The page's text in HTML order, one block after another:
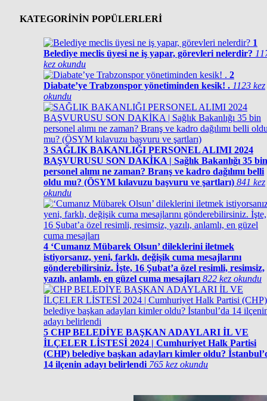
KATEGORİNİN POPÜLERLERİ
1
Belediye meclis üyesi ne iş yapar, görevleri nelerdir?
kez okundu
2
Diabate’ye Trabzonspor yönetiminden kesik! . 1123 kez
okundu
3 SAĞLIK BAKANLIĞI PERSONEL ALIMI 2024
BAŞVURUSU SON DAKİKA | Sağlık Bakanlığı 35 bin
personel alımı ne zaman? Branş ve kadro dağılımı belli
oldu mu? (ÖSYM kılavuzu başvuru ve şartları) 841 kez
okundu
4 ‘Cumanız Mübarek Olsun’ dileklerini iletmek
istiyorsanız, yeni, farklı, değişik cuma mesajlarını
gönderebilirsiniz. İşte, 16 Şubat’a özel resimli, resimsiz,
yazılı, anlamlı, en güzel cuma mesajları 822 kez okundu
5 CHP BELEDİYE BAŞKAN ADAYLARI İL VE
İLÇELER LİSTESİ 2024 | Cumhuriyet Halk Partisi
(CHP) belediye başkan adayları kimler oldu?
14 ilçenin adayı belirlendi 765 kez okundu